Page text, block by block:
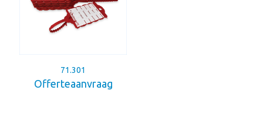
71.301
Offerteaanvraag